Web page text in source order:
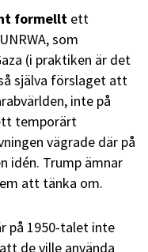
formellt ett
som
(i praktiken är det
själva förslaget att
inte på
temporärt
vägrade där på
idén. Trump ämnar
att tänka om.
på 1950-talet inte
de ville använda